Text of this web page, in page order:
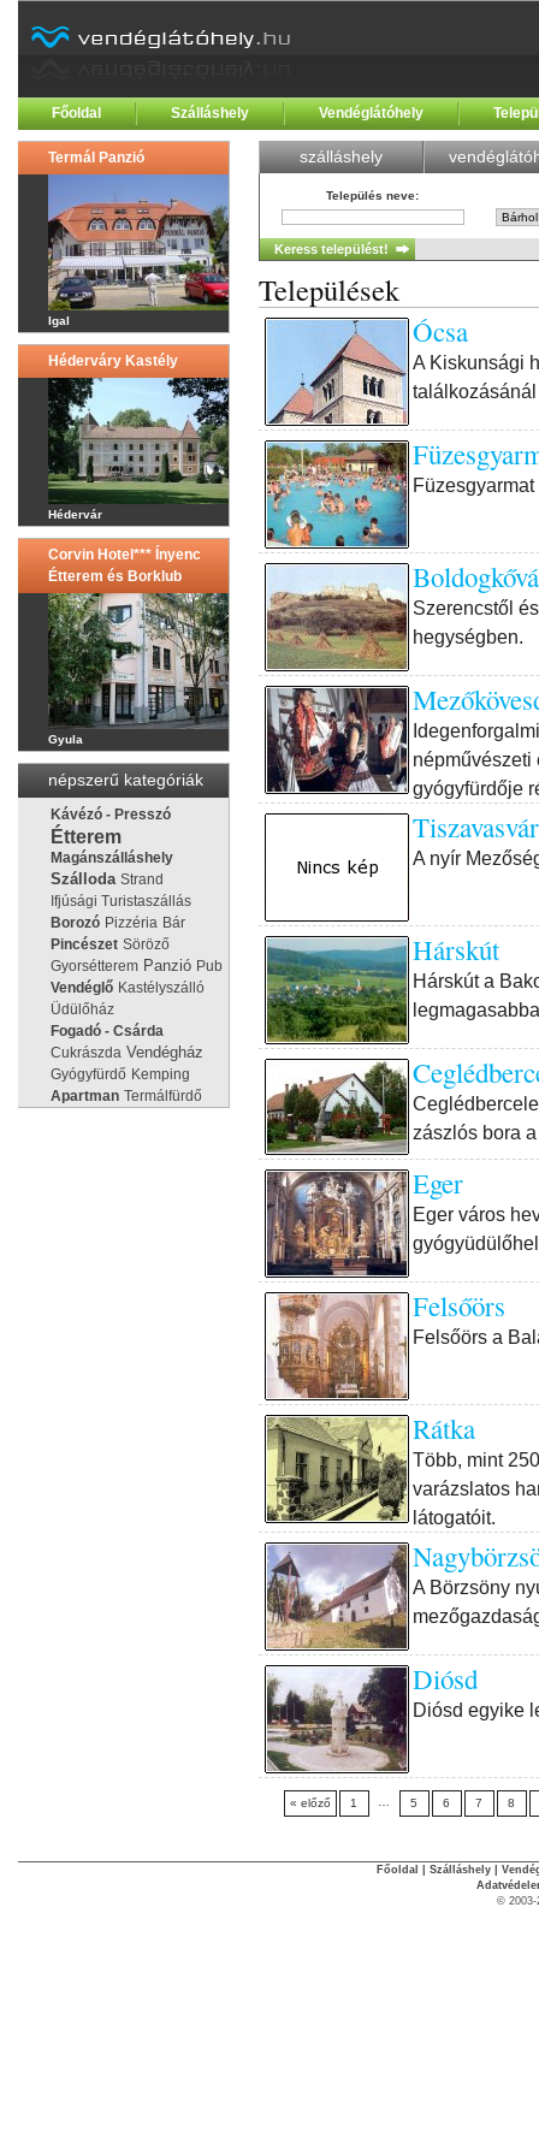
Főoldal Szálláshely Vendéglátóhely
Termál Panzió
Igal
Héderváry Kastély
Hédervár
Corvin Hotel*** Ínyenc
Étterem és Borklub
Gyula
népszerű kategóriák
Kávézó - Presszó
Étterem
Magánszálláshely
Szálloda Strand
Ifjúsági Turistaszállás
Borozó Pizzéria Bár
Pincészet Söröző
Gyorsétterem Panzió Pub
Vendéglő Kastélyszálló
Üdülőház
Fogadó - Csárda
Cukrászda Vendégház
Gyógyfürdő Kemping
Apartman Termálfürdő
szálláshely
Település neve:
Települések
Ócsa
A Kiskunsági
Szerencstől
hegységben.
népművészeti
gyógyfürdője
A nyír
Hárskút
Hárskút a
zászlós bora
Eger
Eger város
Felsőörs
Felsőörs a
Rátka
Több, mint
varázslatos
látogatóit.
A Börzsöny
Diósd
Diósd egyike
« előző 1 … 5 6 7 8
Főoldal Szálláshely
© 2003-